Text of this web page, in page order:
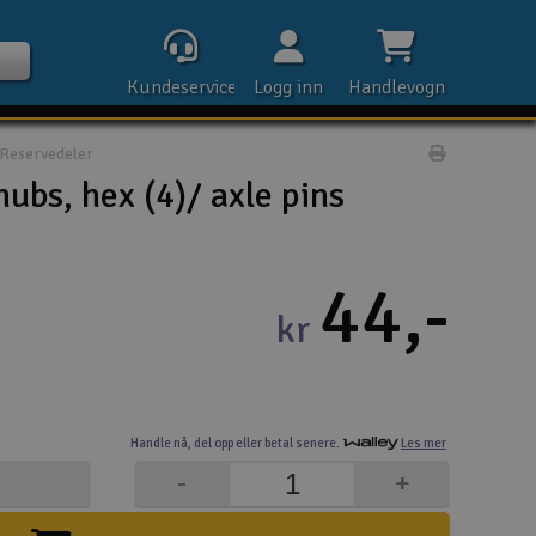
Handlevogn
Logg inn
Kundeservice
Reservedeler
hex (4)/ axle pins
Handle nå, del opp eller betal senere. Les mer
kr 44,-
+
-